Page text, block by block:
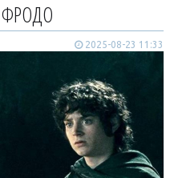
ФРОДО
2025-08-23 11:33